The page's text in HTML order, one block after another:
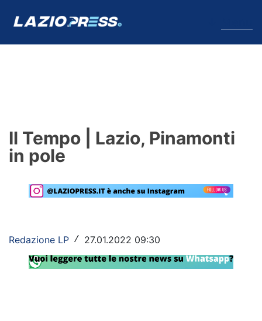
Formello
Primavera
Lazio Women
Il Tempo | Lazio, Pinamonti
in pole
Redazione LP / 27.01.2022 09:30